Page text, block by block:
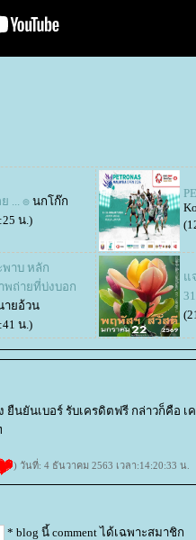
... ๏ นกโก๊ก
น.)
าบ หลัก
พถ่ายที่บ่งบอก
ายอ้วน
น.)
จ
ยืนยันเบอร์ รับเครดิตฟรี กล่าวก็คือ
) วันที่: 4 ธันวาคม 2563 เวลา:14:20:33 น.
* blog นี้ comment ได้เฉพาะสมาชิก